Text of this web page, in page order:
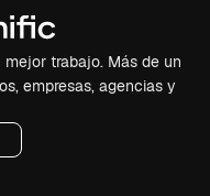
trabajo. Más de un
empresas, agencias y